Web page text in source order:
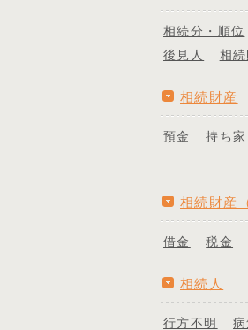
相続分・順位
後見人
相
相続財産
預金 持ち家
相続財産
借金 税金
相続人
行方不明